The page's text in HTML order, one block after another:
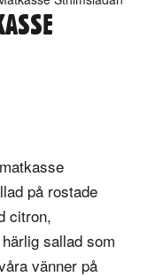
på rostade
citron,
sallad som
vänner på